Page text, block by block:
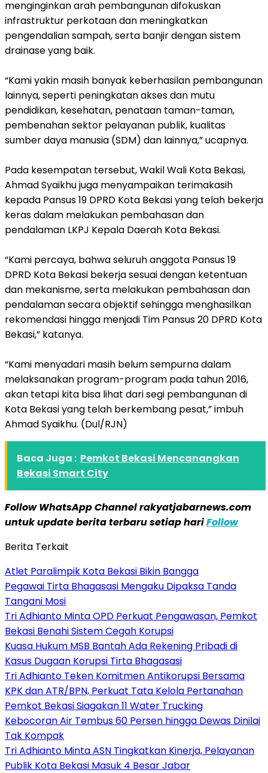
menginginkan arah pembangunan difokuskan
infrastruktur perkotaan dan meningkatkan
pengendalian sampah, serta banjir dengan sistem
drainase yang baik.
“Kami yakin masih banyak keberhasilan pembangunan
lainnya, seperti peningkatan akses dan mutu
pendidikan, kesehatan, penataan taman-taman,
pembenahan sektor pelayanan publik, kualitas
sumber daya manusia (SDM) dan lainnya,” ucapnya.
Pada kesempatan tersebut, Wakil Wali Kota Bekasi,
Ahmad Syaikhu juga menyampaikan terimakasih
kepada Pansus 19 DPRD Kota Bekasi yang telah bekerja
keras dalam melakukan pembahasan dan
pendalaman LKPJ Kepala Daerah Kota Bekasi.
“Kami percaya, bahwa seluruh anggota Pansus 19
DPRD Kota Bekasi bekerja sesuai dengan ketentuan
dan mekanisme, serta melakukan pembahasan dan
pendalaman secara objektif sehingga menghasilkan
rekomendasi hingga menjadi Tim Pansus 20 DPRD Kota
Bekasi,” katanya.
“Kami menyadari masih belum sempurna dalam
melaksanakan program-program pada tahun 2016,
akan tetapi kita bisa lihat dari segi pembangunan di
Kota Bekasi yang telah berkembang pesat,” imbuh
Ahmad Syaikhu. (Dul/RJN)
Baca Juga : Pemkot Bekasi Mencanangkan
Bekasi Smart City
Follow WhatsApp Channel rakyatjabarnews.com
untuk update berita terbaru setiap hariFollow
Berita Terkait
Atlet Paralimpik Kota Bekasi Bikin Bangga
Pegawai Tirta Bhagasasi Mengaku Dipaksa Tanda
Tangani Mosi
Tri Adhianto Minta OPD Perkuat Pengawasan, Pemkot
Bekasi Benahi Sistem Cegah Korupsi
Kuasa Hukum MSB Bantah Ada Rekening Pribadi di
Kasus Dugaan Korupsi Tirta Bhagasasi
Tri Adhianto Teken Komitmen Antikorupsi Bersama
KPK dan ATR/BPN, Perkuat Tata Kelola Pertanahan
Pemkot Bekasi Siagakan 11 Water Trucking
Kebocoran Air Tembus 60 Persen hingga Dewas Dinilai
Tak Kompak
Tri Adhianto Minta ASN Tingkatkan Kinerja, Pelayanan
Publik Kota Bekasi Masuk 4 Besar Jabar